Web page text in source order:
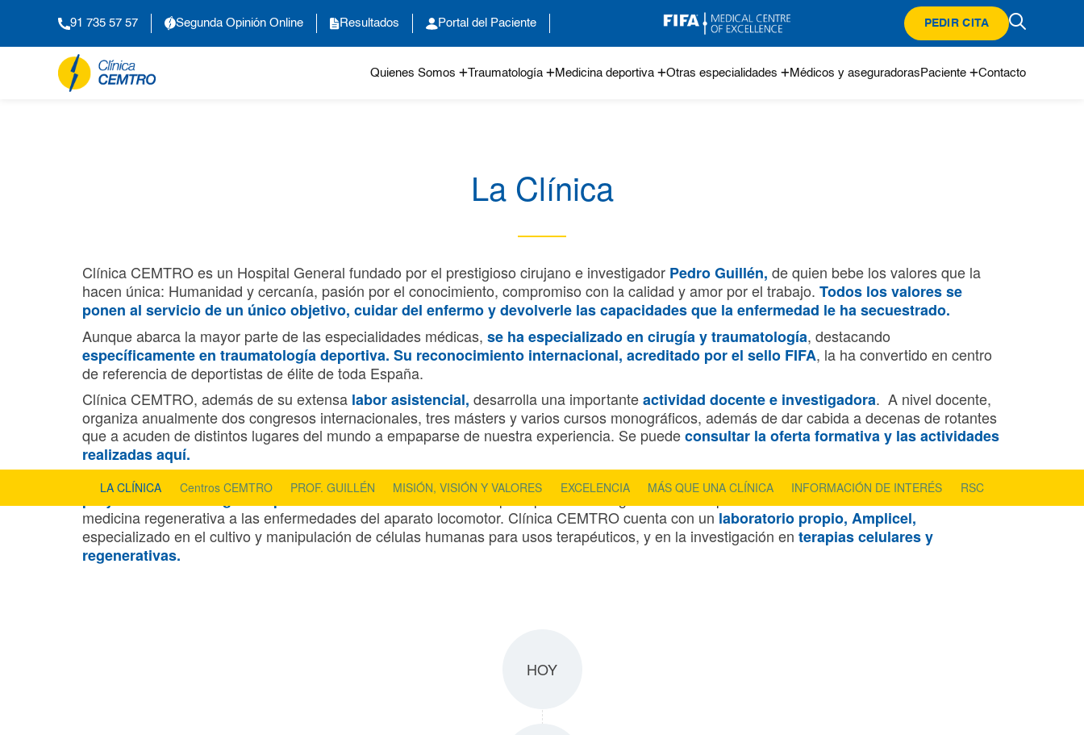
91 735 57 57 Segunda Opinión Online Resultados Portal del Paciente PEDIR CITA
Quienes Somos Traumatología Medicina deportiva Otras especialidades Médicos y aseguradoras Paciente Contacto
LA CLÍNICA Centros CEMTRO PROF. GUILLÉN MISIÓN, VISIÓN Y VALORES EXCELENCIA MÁS QUE UNA CLÍNICA INFORMACIÓN DE INTERÉS RSC
La Clínica
Clínica CEMTRO es un Hospital General fundado por el prestigioso cirujano e investigador Pedro Guillén, de quien bebe los valores que la
hacen única: Humanidad y cercanía, pasión por el conocimiento, compromiso con la calidad y amor por el trabajo. Todos los valores se
ponen al servicio de un único objetivo, cuidar del enfermo y devolverle las capacidades que la enfermedad le ha secuestrado.
Aunque abarca la mayor parte de las especialidades médicas, se ha especializado en cirugía y traumatología, destacando
específicamente en traumatología deportiva. Su reconocimiento internacional, acreditado por el sello FIFA, la ha convertido en centro
de referencia de deportistas de élite de toda España.
Clínica CEMTRO, además de su extensa labor asistencial, desarrolla una importanteactividad docente e investigadora. A nivel docente,
organiza anualmente dos congresos internacionales, tres másters y varios cursos monográficos, además de dar cabida a decenas de rotantes
que a acuden de distintos lugares del mundo a empaparse de nuestra experiencia. Se puedeconsultar la oferta formativa y las actividades
realizadas aquí.
En cuanto a investigación, a través de laFundación Pedro Guillén,Clínica CEMTRO recibe donaciones que destina a sufragar distintos
proyectos de investigación pionerosa nivel mundial. La línea principal de investigación busca aplicar los asombrosos avances de la
medicina regenerativa a las enfermedades del aparato locomotor. Clínica CEMTRO cuenta con un laboratorio propio, Amplicel,
especializado en el cultivo y manipulación de células humanas para usos terapéuticos, y en la investigación en terapias celulares y
regenerativas.
HOY